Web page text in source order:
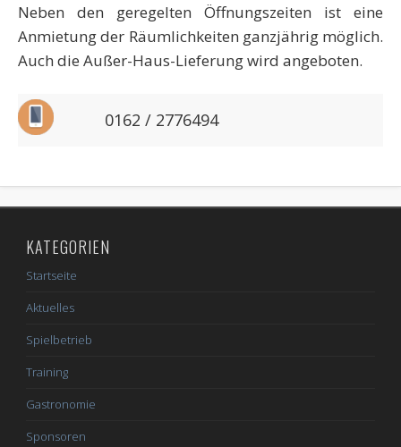
Neben den geregelten Öffnungszeiten ist eine
Anmietung der Räumlichkeiten ganzjährig möglich.
Auch die Außer-Haus-Lieferung wird angeboten.
0162 / 2776494
KATEGORIEN
Startseite
Aktuelles
Spielbetrieb
Training
Gastronomie
Sponsoren